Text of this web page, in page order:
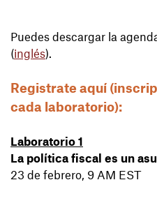
Puedes descargar la
(inglés).
Registrate aquí
cada laboratorio):
Laboratorio 1
La política fiscal es un
23 de febrero, 9 AM EST